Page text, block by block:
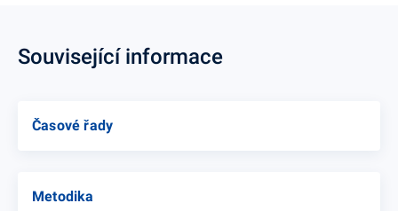
Související informace
Časové řady
Metodika